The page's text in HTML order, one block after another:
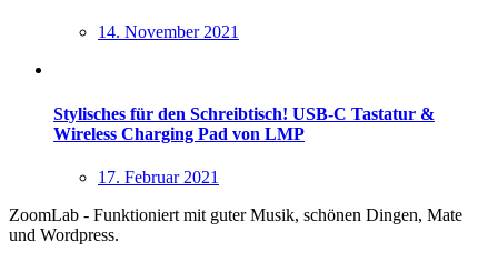
14. November 2021
Stylisches für den Schreibtisch! USB-C Tastatur &
Wireless Charging Pad von LMP
17. Februar 2021
ZoomLab - Funktioniert mit guter Musik, schönen Dingen, Mate
und Wordpress.